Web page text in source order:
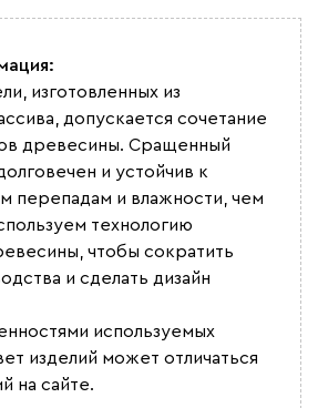
изготовленных из
допускается сочетание
древесины. Сращенный
и устойчив к
перепадам и влажности, чем
технологию
чтобы сократить
и сделать дизайн
используемых
изделий может отличаться
на сайте.